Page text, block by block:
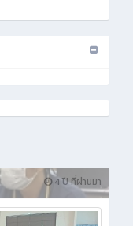
4 ปี ที่ผ่านมา